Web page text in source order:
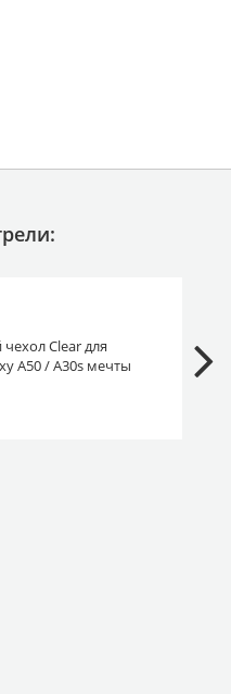
Clear для
A50 / A30s мечты